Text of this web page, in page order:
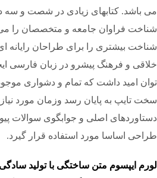
می باشد. کتابهای زیادی در شصت و سه
شناخت فراوان جامعه و متخصصان را می
شناخت بیشتری را برای طراحان
خلاقی و فرهنگ پیشرو در زبان فارسی
توان امید داشت که تمام و دشواری
سخت تایپ به پایان رسد وزمان مورد
دستاوردهای اصلی و جوابگوی سوالات
طراحی اساسا مورد استفاده قرار گیرد.
لورم ایپسوم متن ساختگی با تولید